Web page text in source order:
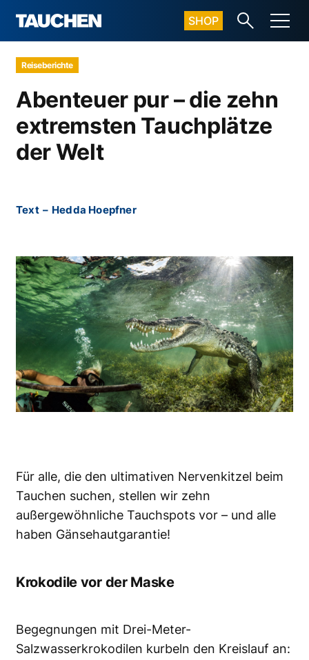
SHOP
Reiseberichte
Abenteuer pur – die zehn
extremsten Tauchplätze
der Welt
Text – Hedda Hoepfner
Für alle, die den ultimativen Nervenkitzel beim
Tauchen suchen, stellen wir zehn
außergewöhnliche Tauchspots vor – und alle
haben Gänsehautgarantie!
Krokodile vor der Maske
Begegnungen mit Drei-Meter-
Salzwasserkrokodilen kurbeln den Kreislauf an: